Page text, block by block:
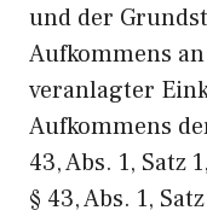
und der
Aufkommens
veranlagter
Aufkommens
43, Abs. 1, Satz
§ 43, Abs. 1,